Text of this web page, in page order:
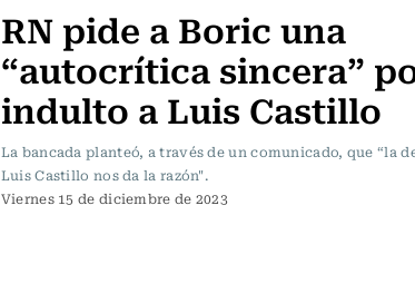
RN pide a Boric una
“autocrítica sincera”
indulto a Luis Castillo
La bancada planteó, a través de un comunicado, que “la
Luis Castillo nos da la razón".
Viernes 15 de diciembre de 2023